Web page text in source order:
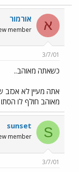
א אורמור
member
3/7/01
כשאתה מאוהב..
אתה מעיין לא אכזב
מאוהב חולף לו
S
sunset
member
3/7/01